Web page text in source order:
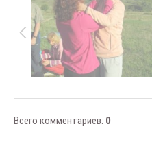
Всего комментариев: 0